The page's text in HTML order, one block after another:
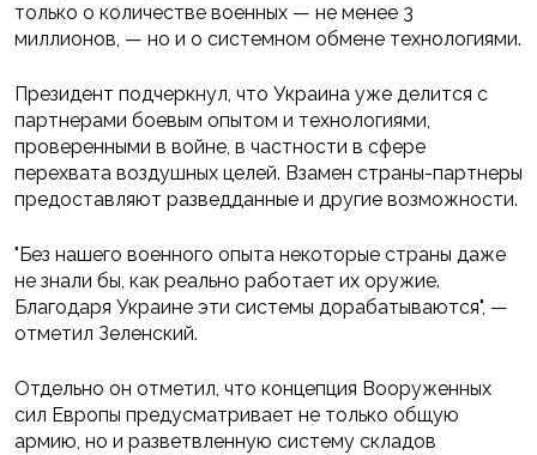
только о количестве военных — не менее 3
миллионов, — но и о системном обмене технологиями.
Президент подчеркнул, что Украина уже делится с
партнерами боевым опытом и технологиями,
проверенными в войне, в частности в сфере
перехвата воздушных целей. Взамен страны-партнеры
предоставляют разведданные и другие возможности.
"Без нашего военного опыта некоторые страны даже
не знали бы, как реально работает их оружие.
Благодаря Украине эти системы дорабатываются", —
отметил Зеленский.
Отдельно он отметил, что концепция Вооруженных
сил Европы предусматривает не только общую
армию, но и разветвленную систему складов